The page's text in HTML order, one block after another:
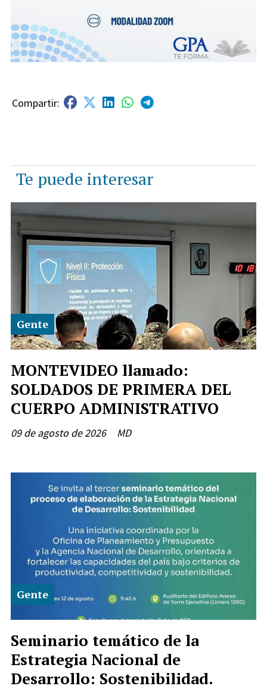
Te puede interesar
MONTEVIDEO llamado:
SOLDADOS DE PRIMERA DEL
CUERPO ADMINISTRATIVO
MD
Gente
09 de agosto de 2026
Seminario temático de la
Estrategia Nacional de
Desarrollo: Sostenibilidad.
Gente